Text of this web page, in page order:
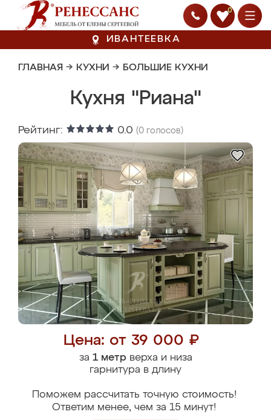
0
ИВАНТЕЕВКА
ГЛАВНАЯ → КУХНИ → БОЛЬШИЕ КУХНИ
Кухня "Риана"
Рейтинг: 0.0 (0 голосов)
Цена: от 39 000 ₽
за 1 метрверха и низа
гарнитура в длину
Поможем рассчитать точную стоимость!
Ответим менее, чем за 15 минут!